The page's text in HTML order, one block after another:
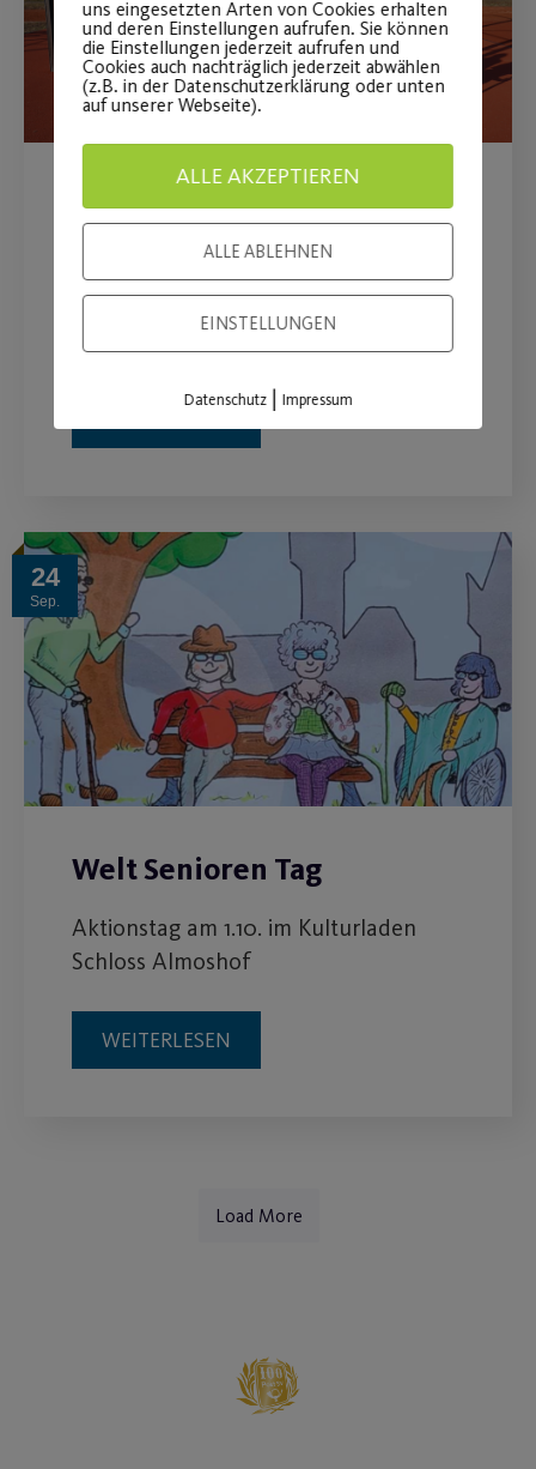
Terminangebot beim
Kinderorthopäden
Am 6. November von 16 bis 19 Uhr in
24
Sep.
Welt Senioren Tag
Aktionstag am 1.10. im Kulturladen
Schloss Almoshof
WEITERLESEN
Load More
uns eingesetzten Arten von Cookies erhalten
und deren Einstellungen aufrufen. Sie können
die Einstellungen jederzeit aufrufen und
Cookies auch nachträglich jederzeit abwählen
(z.B. in der Datenschutzerklärung oder unten
auf unserer Webseite).
ALLE AKZEPTIEREN
ALLE ABLEHNEN
EINSTELLUNGEN
Datenschutz| Impressum